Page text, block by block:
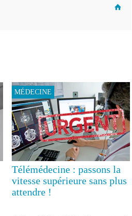
MÉDECINE
Télémédecine : passons la
vitesse supérieure sans plus
attendre !